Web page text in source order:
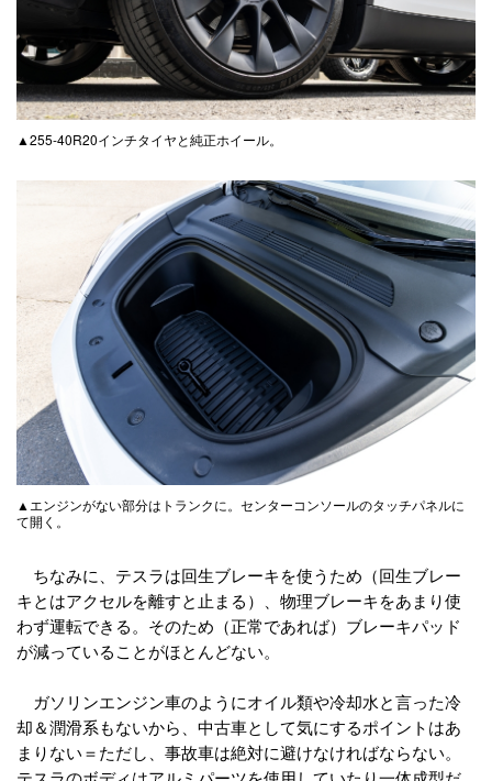
▲255-40R20インチタイヤと純正ホイール。
▲エンジンがない部分はトランクに。センターコンソールのタッチパネルに
て開く。
ちなみに、テスラは回生ブレーキを使うため（回生ブレー
キとはアクセルを離すと止まる）、物理ブレーキをあまり使
わず運転できる。そのため（正常であれば）ブレーキパッド
が減っていることがほとんどない。
ガソリンエンジン車のようにオイル類や冷却水と言った冷
却＆潤滑系もないから、中古車として気にするポイントはあ
まりない＝ただし、事故車は絶対に避けなければならない。